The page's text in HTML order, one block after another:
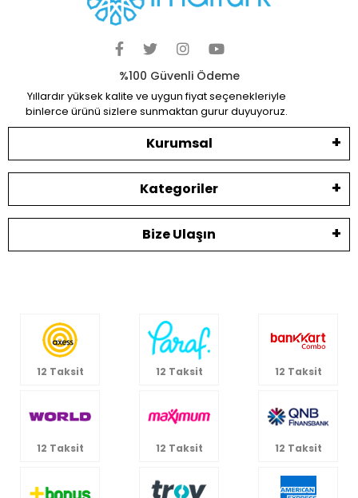
%100 Güvenli Ödeme
Yıllardır yüksek kalite ve uygun fiyat seçenekleriyle
binlerce ürünü sizlere sunmaktan gurur duyuyoruz.
Kurumsal
Kategoriler
Bize Ulaşın
12 Taksit 12 Taksit 12 Taksit
12 Taksit 12 Taksit 12 Taksit